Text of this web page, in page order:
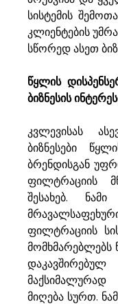
სისტემის
კლიენტების
სწორედ ასეთ
წყლის
ბიზნესის
კვლევისას
ბიზნესები
ბრენდისგან
ფილტრაციის
შესახებ.
ფილტრაციის
მიღება სურთ.